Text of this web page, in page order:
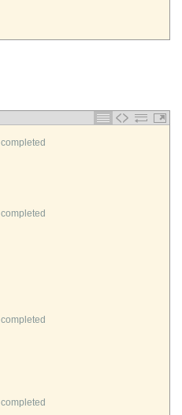
completed
completed
completed
completed